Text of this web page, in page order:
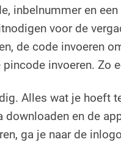
inbelnummer en
voor de
de code invoeren
invoeren. Zo
Alles wat je hoeft
en de
ga je naar de